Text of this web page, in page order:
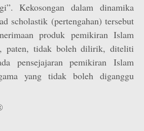
Kekosongan dalam dinamika
scholastik (pertengahan) tersebut
produk pemikiran Islam
paten, tidak boleh dilirik, diteliti
pensejajaran pemikiran Islam
yang tidak boleh diganggu